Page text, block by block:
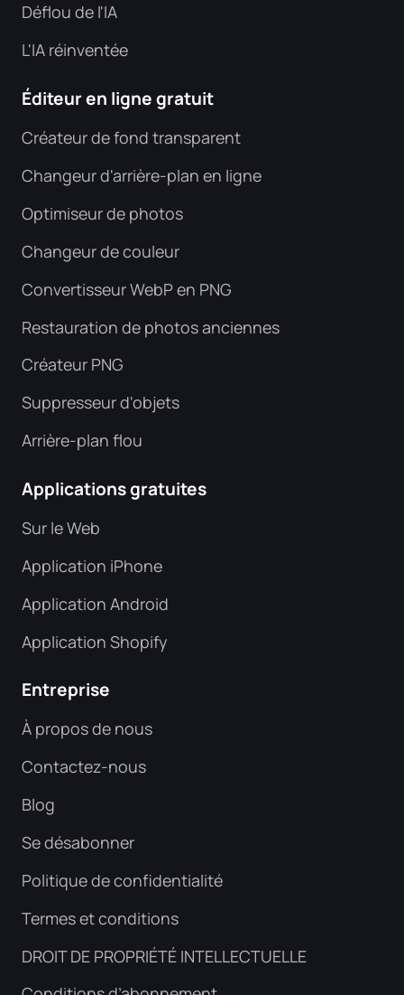
Déflou de l'IA
L'IA réinventée
Éditeur en ligne gratuit
Créateur de fond transparent
Changeur d'arrière-plan en ligne
Optimiseur de photos
Changeur de couleur
Convertisseur WebP en PNG
Restauration de photos anciennes
Créateur PNG
Suppresseur d'objets
Arrière-plan flou
Applications gratuites
Sur le Web
Application iPhone
Application Android
Application Shopify
Entreprise
À propos de nous
Contactez-nous
Blog
Se désabonner
Politique de confidentialité
Termes et conditions
DROIT DE PROPRIÉTÉ INTELLECTUELLE